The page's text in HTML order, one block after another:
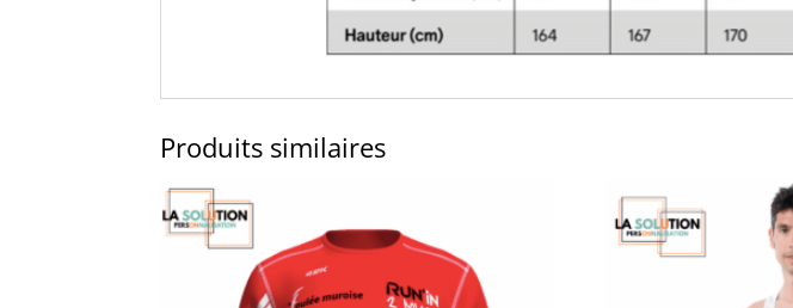
Produits similaires